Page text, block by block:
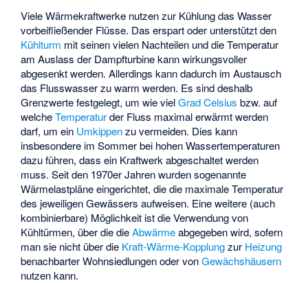
Viele Wärmekraftwerke nutzen zur Kühlung das Wasser
vorbeifließender Flüsse. Das erspart oder unterstützt den
Kühlturm mit seinen vielen Nachteilen und die Temperatur
am Auslass der Dampfturbine kann wirkungsvoller
abgesenkt werden. Allerdings kann dadurch im Austausch
das Flusswasser zu warm werden. Es sind deshalb
Grenzwerte festgelegt, um wie vielGrad Celsius bzw. auf
welcheTemperaturder Fluss maximal erwärmt werden
darf, um ein Umkippenzu vermeiden. Dies kann
insbesondere im Sommer bei hohen Wassertemperaturen
dazu führen, dass ein Kraftwerk abgeschaltet werden
muss. Seit den 1970er Jahren wurden sogenannte
Wärmelastpläneeingerichtet, die die maximale Temperatur
des jeweiligen Gewässers aufweisen. Eine weitere (auch
kombinierbare) Möglichkeit ist die Verwendung von
Kühltürmen, über die dieAbwärmeabgegeben wird, sofern
man sie nicht über die Kraft-Wärme-Kopplungzur Heizung
benachbarter Wohnsiedlungen oder vonGewächshäusern
nutzen kann.